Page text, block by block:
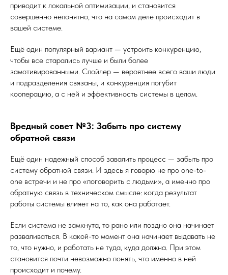
приводит к локальной оптимизации, и становится
совершенно непонятно, что на самом деле происходит в
вашей системе.
Ещё один популярный вариант — устроить конкуренцию,
чтобы все старались лучше и были более
замотивированными. Спойлер — вероятнее всего ваши люди
и подразделения связаны, и конкуренция погубит
кооперацию, а с ней и эффективность системы в целом.
Вредный совет №3: Забыть про систему
обратной связи
Ещё один надежный способ завалить процесс — забыть про
систему обратной связи. И здесь я говорю не про one-to-
one встречи и не про «поговорить с людьми», а именно про
обратную связь в техническом смысле: когда результат
работы системы влияет на то, как она работает.
Если система не замкнута, то рано или поздно она начинает
разваливаться. В какой-то момент она начинает выдавать не
то, что нужно, и работать не туда, куда должна. При этом
становится почти невозможно понять, что именно в ней
происходит и почему.